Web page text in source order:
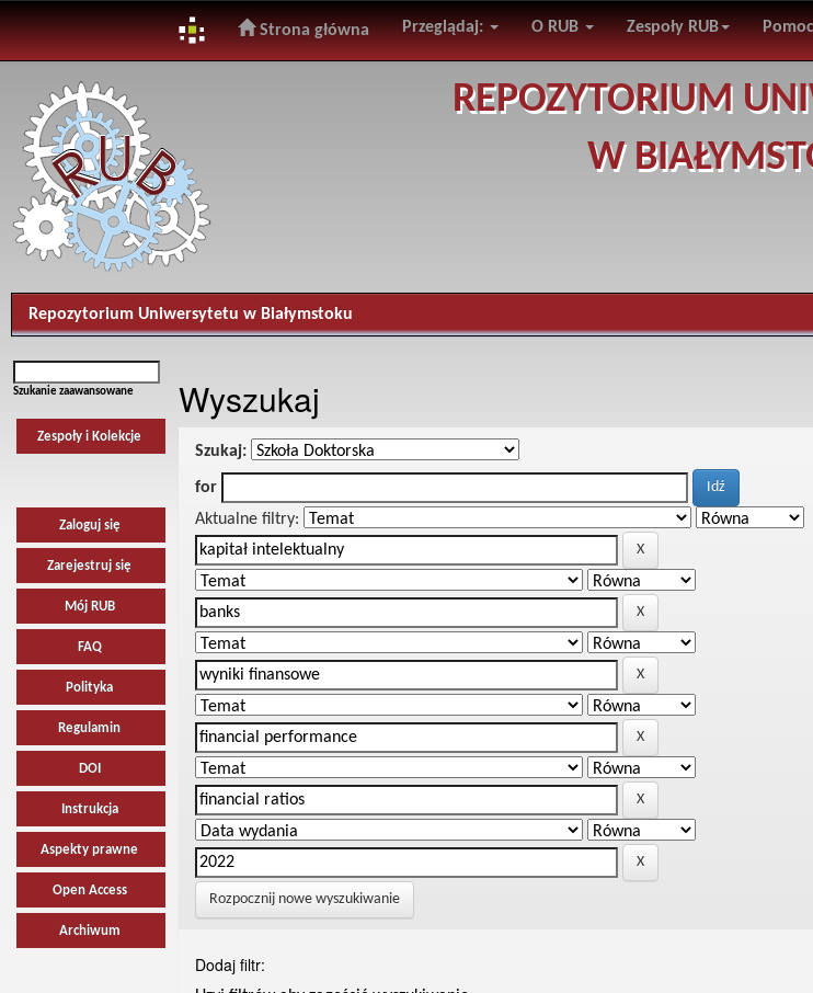
navigation
Strona główna Przeglądaj: O RUB Zespoły RUB
REPOZYTORIUM
W
Repozytorium Uniwersytetu w Białymstoku
Szukanie zaawansowane
Zespoły i Kolekcje
Zaloguj się
Zarejestruj się
Mój RUB
FAQ
Polityka
Regulamin
DOI
Instrukcja
Aspekty prawne
Open Access
Archiwum
Wyszukaj
Szukaj:
for
Aktualne filtry:
Rozpocznij nowe wyszukiwanie
Dodaj filtr: